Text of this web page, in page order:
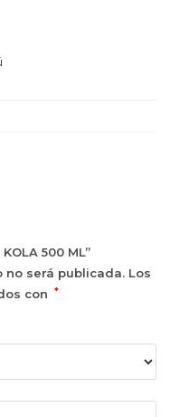
500 ML”
será publicada. Los
con
*